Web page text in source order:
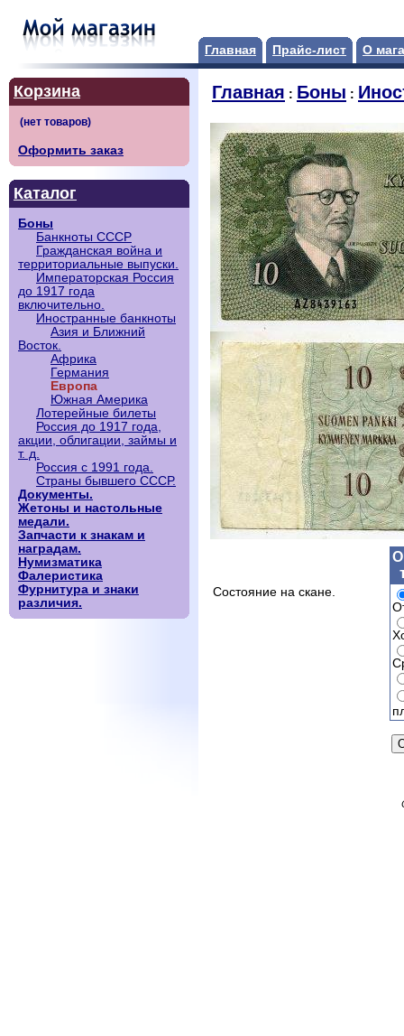
Главная Прайс-лист О
Корзина
Оформить заказ
Каталог
Боны
Банкноты СССР
Гражданская война и
территориальные выпуски.
Императорская Россия
до 1917 года
включительно.
Иностранные банкноты
Азия и Ближний
Восток.
Африка
Германия
Европа
Южная Америка
Лотерейные билеты
Россия до 1917 года,
акции, облигации, займы и
т. д.
Россия с 1991 года.
Страны бывшего СССР.
Документы.
Жетоны и настольные
медали.
Запчасти к знакам и
наградам.
Нумизматика
Фалеристика
Фурнитура и знаки
различия.
Главная : Боны :
Состояние на скане.